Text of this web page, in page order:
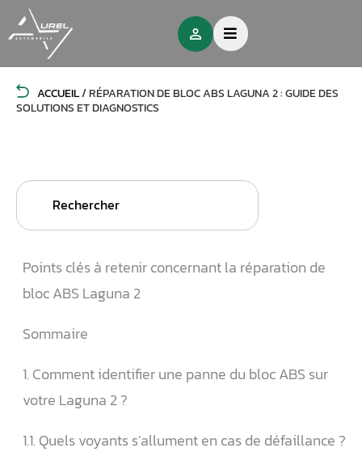
ACCUEIL/RÉPARATION DE BLOC ABS LAGUNA 2 : GUIDE DES
SOLUTIONS ET DIAGNOSTICS
Search
Points clés à retenir concernant la réparation de
bloc ABS Laguna 2
Sommaire
1. Comment identifier une panne du bloc ABS sur
votre Laguna 2 ?
1.1. Quels voyants s’allument en cas de défaillance ?